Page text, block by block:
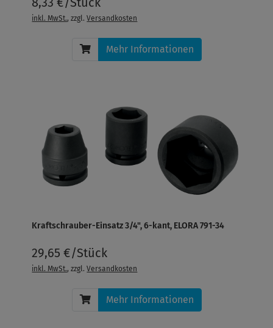
inkl. MwSt., zzgl.Versandkosten
Mehr Informationen
Kraftschrauber-Einsatz 3/4", 6-kant, ELORA 791-34
29,65 €/Stück
inkl. MwSt., zzgl.Versandkosten
Mehr Informationen